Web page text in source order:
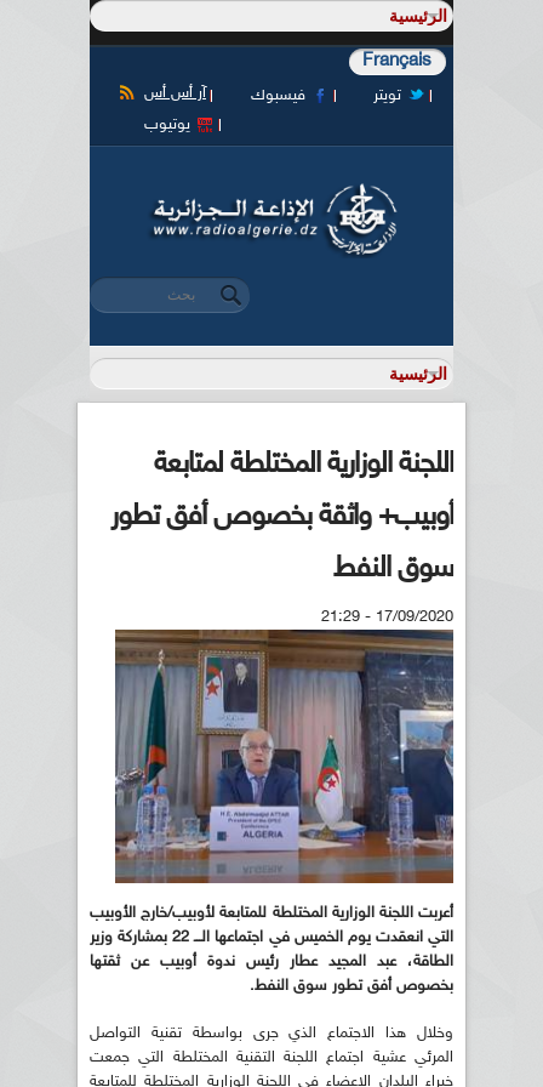
Français
آر أس أس فيسبوك
تويتر
يوتيوب
استمارة البحث
‏بحث ‏
اللجنة الوزارية المختلطة لمتابعة
أوبيب+ واثقة بخصوص أفق تطور
سوق النفط
17/09/2020 - 21:29
أعربت اللجنة الوزارية المختلطة للمتابعة لأوبيب/خارج الأوبيب
التي انعقدت يوم الخميس في اجتماعها الـــ 22 بمشاركة وزير
الطاقة، عبد المجيد عطار رئيس ندوة أوبيب عن ثقتها
بخصوص أفق تطور سوق النفط.
وخلال هذا الاجتماع الذي جرى بواسطة تقنية التواصل
المرئي عشية اجتماع اللجنة التقنية المختلطة التي جمعت
خبراء البلدان الاعضاء في اللجنة الوزارية المختلطة للمتابعة